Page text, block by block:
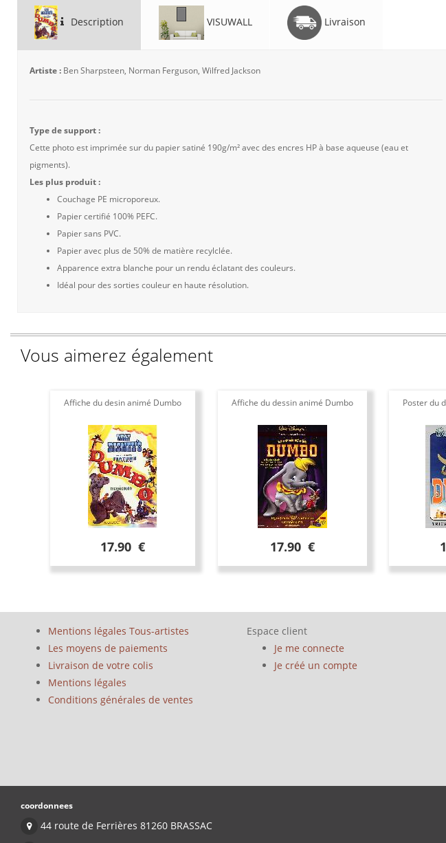
Description VISUWALL Livraison
Artiste : Ben Sharpsteen, Norman Ferguson, Wilfred Jackson
Type de support :
Cette photo est imprimée sur du papier satiné 190g/m² avec des encres HP à base aqueuse (eau et
pigments).
Les plus produit :
Couchage PE microporeux.
Papier certifié 100% PEFC.
Papier sans PVC.
Papier avec plus de 50% de matière recylclée.
Apparence extra blanche pour un rendu éclatant des couleurs.
Idéal pour des sorties couleur en haute résolution.
Vous aimerez également
Affiche du desin animé Dumbo
17.90 €
Affiche du dessin animé Dumbo
17.90 €
Poster du
Mentions légales Tous-artistes
Les moyens de paiements
Livraison de votre colis
Mentions légales
Conditions générales de ventes
Espace client
Je me connecte
Je créé un compte
coordonnees
44 route de Ferrières 81260 BRASSAC